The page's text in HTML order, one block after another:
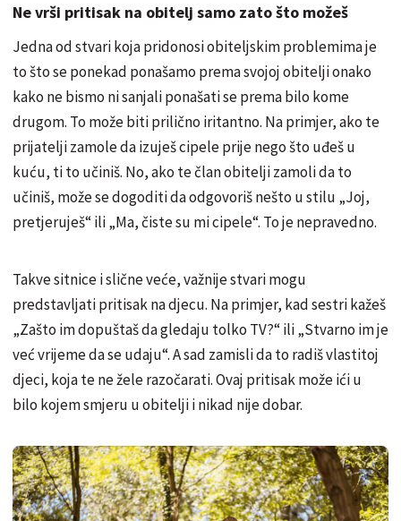
Ne vrši pritisak na obitelj samo zato što možeš
Jedna od stvari koja pridonosi obiteljskim problemima je
to što se ponekad ponašamo prema svojoj obitelji onako
kako ne bismo ni sanjali ponašati se prema bilo kome
drugom. To može biti prilično iritantno. Na primjer, ako te
prijatelji zamole da izuješ cipele prije nego što uđeš u
kuću, ti to učiniš. No, ako te član obitelji zamoli da to
učiniš, može se dogoditi da odgovoriš nešto u stilu „Joj,
pretjeruješ“ ili „Ma, čiste su mi cipele“. To je nepravedno.
Takve sitnice i slične veće, važnije stvari mogu
predstavljati pritisak na djecu. Na primjer, kad sestri kažeš
„Zašto im dopuštaš da gledaju tolko TV?“ ili „Stvarno im je
već vrijeme da se udaju“. A sad zamisli da to radiš vlastitoj
djeci, koja te ne žele razočarati. Ovaj pritisak može ići u
bilo kojem smjeru u obitelji i nikad nije dobar.